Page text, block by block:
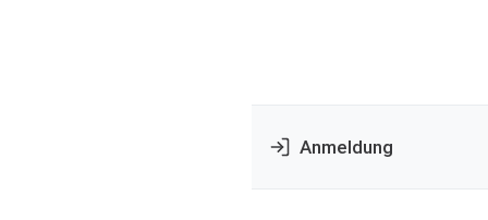
Anmeldung